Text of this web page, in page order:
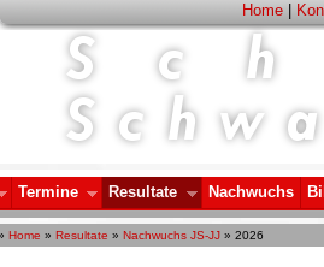
Home|
Termine Resultate Nachwuchs
Home » Resultate » Nachwuchs JS-JJ » 2026